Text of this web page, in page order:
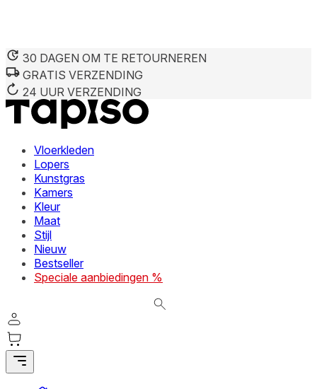
30 DAGEN OM TE RETOURNEREN
GRATIS VERZENDING
24 UUR VERZENDING
Vloerkleden
Lopers
Kunstgras
Kamers
Kleur
Maat
Stijl
Nieuw
Bestseller
Speciale aanbiedingen %
We gebruiken cookies om inhoud en advertenties te
deze informatie combineren met andere gegevens die u
diensten.
Noodzakelijk
Noodzakelijke cookies zijn essentieel voor de
verandert, zoals uw voorkeurstaal of de regio waar u zich